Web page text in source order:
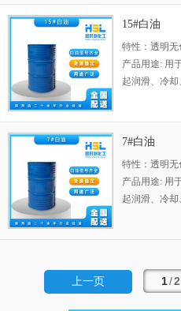
15#白油
特性：透明无
产品用途: 用
起润滑、冷
7#白油
特性：透明无
产品用途: 用
起润滑、冷
上一页 1/2